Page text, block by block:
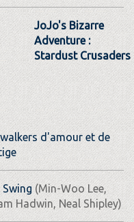
JoJo's Bizarre
Adventure :
Stardust Crusaders
d'amour et de
Swing (Min-Woo Lee,
Hadwin, Neal Shipley)